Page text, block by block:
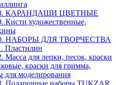
КАРАНДАШИ ЦВЕТНЫЕ
Кисти художественные,
НАБОРЫ ДЛЯ ТВОРЧЕСТВА
Пластилин
Масса для лепки, песок, краски
краски для гримма,
для моделирования
Подарочные наборы TUKZAR